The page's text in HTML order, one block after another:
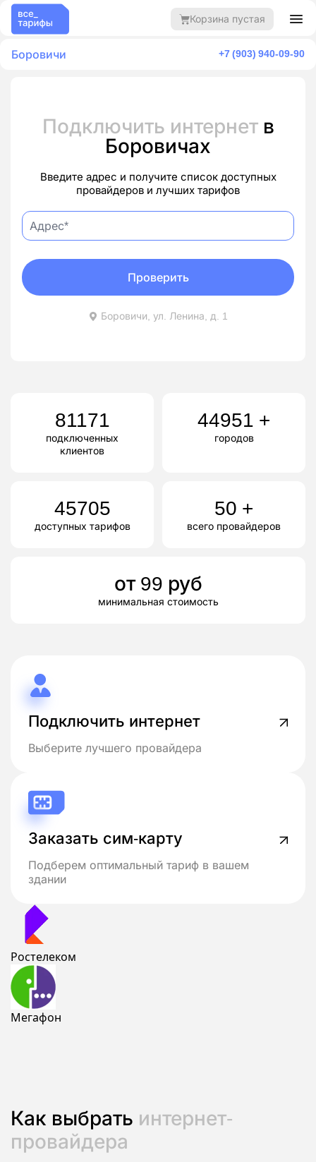
Корзина пустая
Боровичи +7 (903) 940-09-90
Подключить интернет в
Боровичах
Введите адрес и получите список доступных
провайдеров и лучших тарифов
Боровичи, ул. Ленина, д. 1
Проверить
81171
подключенных
клиентов
44951 +
городов
45705
доступных тарифов
50 +
всего провайдеров
от 99 руб
минимальная стоимость
Подключить интернет
Выберите лучшего провайдера
Заказать сим-карту
Подберем оптимальный тариф в вашем
здании
Ростелеком
Мегафон
Как выбрать интернет-
провайдера